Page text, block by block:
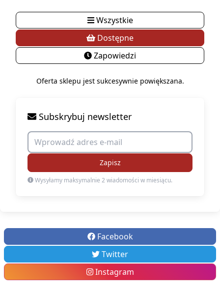
Wszystkie
Dostępne
Zapowiedzi
Oferta sklepu jest sukcesywnie powiększana.
Subskrybuj newsletter
Zapisz
Wysyłamy maksymalnie 2 wiadomości w miesiącu.
Facebook
Twitter
Instagram